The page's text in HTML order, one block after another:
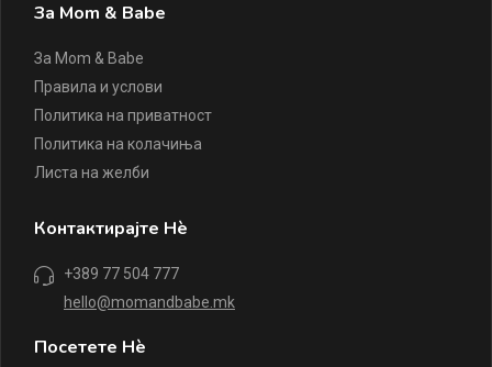
За Mom & Babe
За Mom & Babe
Правила и услови
Политика на приватност
Политика на колачиња
Листа на желби
Контактирајте Нè
+389 77 504 777
hello@momandbabe.mk
Посетете Нè